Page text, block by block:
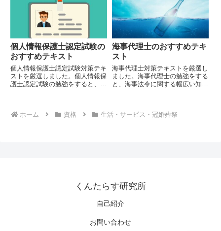
個人情報保護士認定試験の
おすすめテキスト
個人情報保護士認定試験対策テキ
ストを厳選しました。個人情報保
護士認定試験の勉強をすると、個
海事代理士のおすすめテキ
スト
海事代理士対策テキストを厳選し
ました。海事代理士の勉強をする
と、海事法令に関する幅広い知識
ホーム 資格 生活・サービス・冠婚葬祭
くんたらす研究所
自己紹介
お問い合わせ